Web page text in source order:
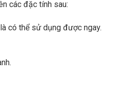
các đặc tính sau:
có thể sử dụng được ngay.